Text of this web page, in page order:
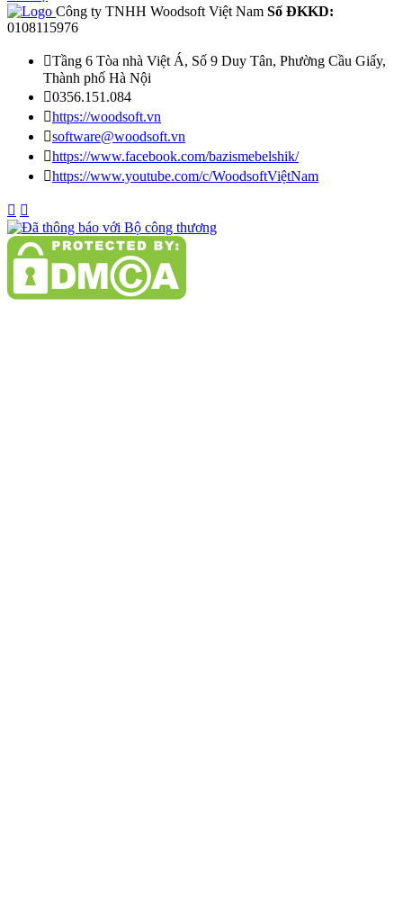
Công ty TNHH Woodsoft Việt Nam Số ĐKKD:
0108115976
Tầng 6 Tòa nhà Việt Á, Số 9 Duy Tân, Phường Cầu Giấy,
Thành phố Hà Nội
0356.151.084
https://woodsoft.vn
software@woodsoft.vn
https://www.facebook.com/bazismebelshik/
https://www.youtube.com/c/WoodsoftViệtNam
 